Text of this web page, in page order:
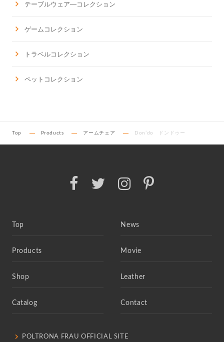
テーブルウェア―コレクション
ゲームコレクション
トラベルコレクション
ペットコレクション
Top Products アームチェア Don’do ドンドゥー
Top News
Products Movie
Shop Leather
Catalog Contact
POLTRONA FRAU OFFICIAL SITE